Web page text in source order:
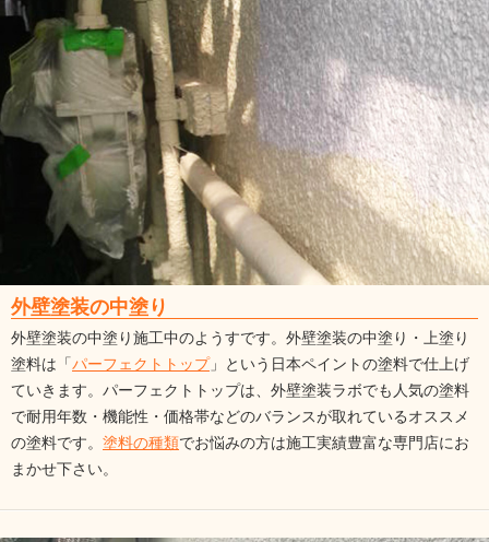
外壁塗装の中塗り
外壁塗装の中塗り施工中のようすです。外壁塗装の中塗り・上塗り
塗料は「パーフェクトトップ」という日本ペイントの塗料で仕上げ
ていきます。パーフェクトトップは、外壁塗装ラボでも人気の塗料
で耐用年数・機能性・価格帯などのバランスが取れているオススメ
の塗料です。 塗料の種類でお悩みの方は施工実績豊富な専門店にお
まかせ下さい。